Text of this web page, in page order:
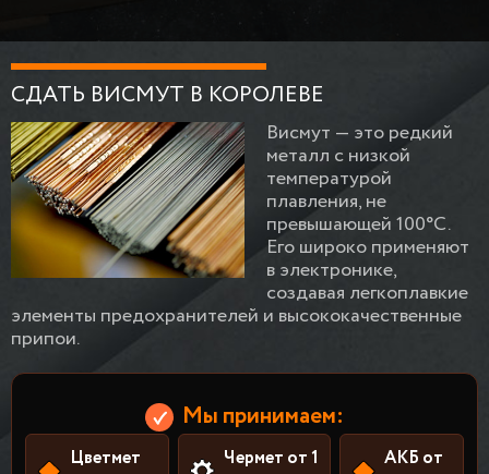
СДАТЬ ВИСМУТ В КОРОЛЕВЕ
Висмут — это редкий
металл с низкой
температурой
плавления, не
превышающей 100°C.
Его широко применяют
в электронике,
создавая легкоплавкие
элементы предохранителей и высококачественные
припои.
Мы принимаем:
Цветмет
Чермет от 1
АКБ от